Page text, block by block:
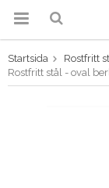
Startsida Rostfritt
Rostfritt stål - oval